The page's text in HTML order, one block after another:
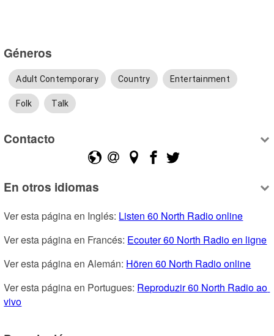
Géneros
Adult Contemporary Country Entertainment
Folk Talk
Contacto
En otros idiomas
Ver esta página en Inglés: Listen 60 North Radio online
Ver esta página en Francés: Ecouter 60 North Radio en ligne
Ver esta página en Alemán: Hören 60 North Radio online
Ver esta página en Portugues: Reproduzir 60 North Radio ao
vivo